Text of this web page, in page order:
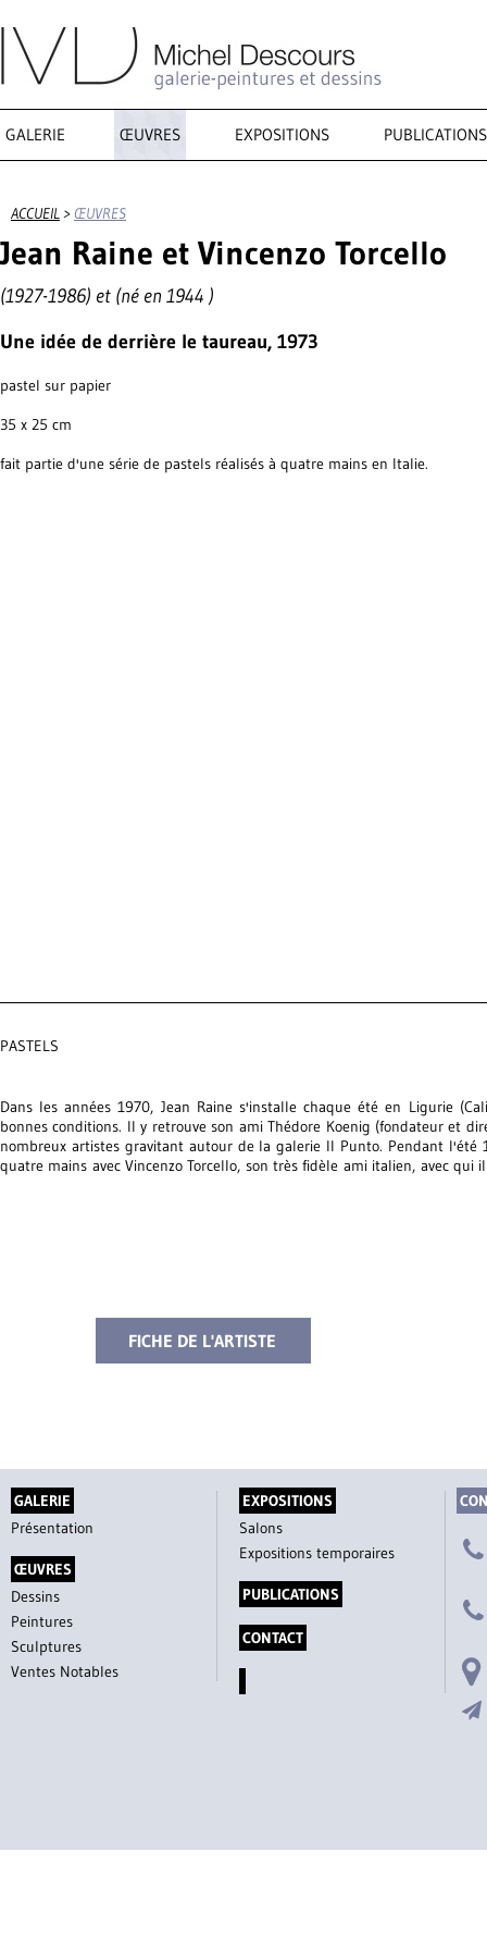
GALERIE ŒUVRES EXPOSITIONS PUBLICATIONS
ACCUEIL> ŒUVRES
Jean Raine et Vincenzo Torcello
(1927-1986) et (né en 1944 )
Une idée de derrière le taureau, 1973
pastel sur papier
35 x 25 cm
fait partie d'une série de pastels réalisés à quatre mains en Italie.
PASTELS
Dans les années 1970, Jean Raine s'installe chaque été en Ligurie
bonnes conditions. Il y retrouve son ami Thédore Koenig (fondateur et
nombreux artistes gravitant autour de la galerie Il Punto. Pendant l'été
quatre mains avec Vincenzo Torcello, son très fidèle ami italien, avec
Voir la biographie de Jean Raine
FICHE DE L'ARTISTE
GALERIE
Présentation
ŒUVRES
Dessins
Peintures
Sculptures
Ventes Notables
EXPOSITIONS
Salons
Expositions temporaires
PUBLICATIONS
CONTACT